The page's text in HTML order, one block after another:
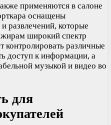
применяются в салоне
оснащены
развлечений, которые
широкий спектр
различные
доступ к информации, а
музыкой и видео во
для